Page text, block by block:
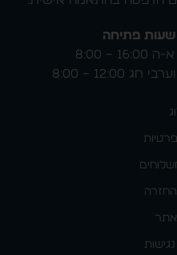
שעות פתיחה
– 8:00
12:00 – 8:00
החזרה
אתר